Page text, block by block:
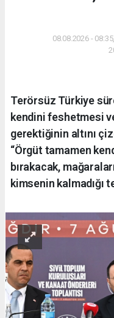
08.08.2026 -
Terörsüz Türkiye
kendini feshetmesi
gerektiğinin altını
“Örgüt tamamen
bırakacak,
kimsenin kalmadığı